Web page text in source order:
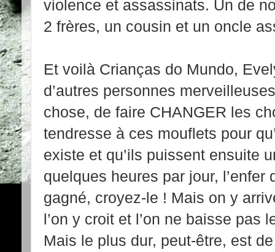
violence et assassinats. Un de
2 frères, un cousin et un oncle
Et voilà Crianças do Mundo,
d’autres personnes
chose, de faire CHANGER les
tendresse à ces mouflets pour
existe et qu’ils puissent ensuite
quelques heures par jour, l’enfer
gagné, croyez-le ! Mais on y
l’on y croit et l’on ne baisse pas
Mais le plus dur, peut-être, est